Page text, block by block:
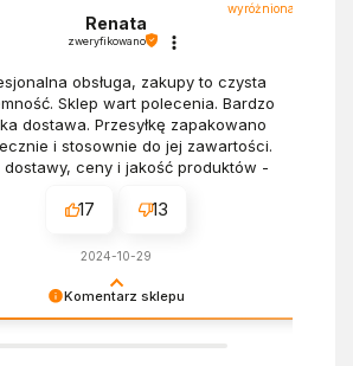
Komentarz sklepu
wyróżniona
Renata
zweryfikowano
obsługa, zakupy to czysta
Sklep wart polecenia. Bardzo
dostawa. Przesyłkę zapakowano
i stosownie do jej zawartości.
dostawy, ceny i jakość produktów -
17 13
2024-10-29